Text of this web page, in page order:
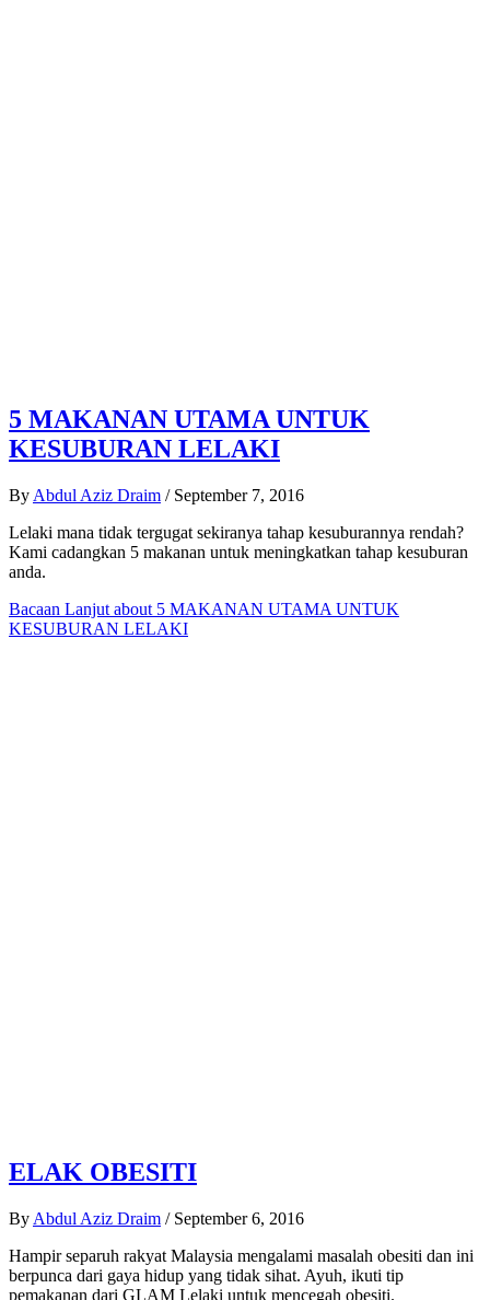
5 MAKANAN UTAMA UNTUK
KESUBURAN LELAKI
By Abdul Aziz Draim / September 7, 2016
Lelaki mana tidak tergugat sekiranya tahap kesuburannya rendah?
Kami cadangkan 5 makanan untuk meningkatkan tahap kesuburan
anda.
Bacaan Lanjut about 5 MAKANAN UTAMA UNTUK
KESUBURAN LELAKI
ELAK OBESITI
By Abdul Aziz Draim / September 6, 2016
Hampir separuh rakyat Malaysia mengalami masalah obesiti dan ini
berpunca dari gaya hidup yang tidak sihat. Ayuh, ikuti tip
pemakanan dari GLAM Lelaki untuk mencegah obesiti.